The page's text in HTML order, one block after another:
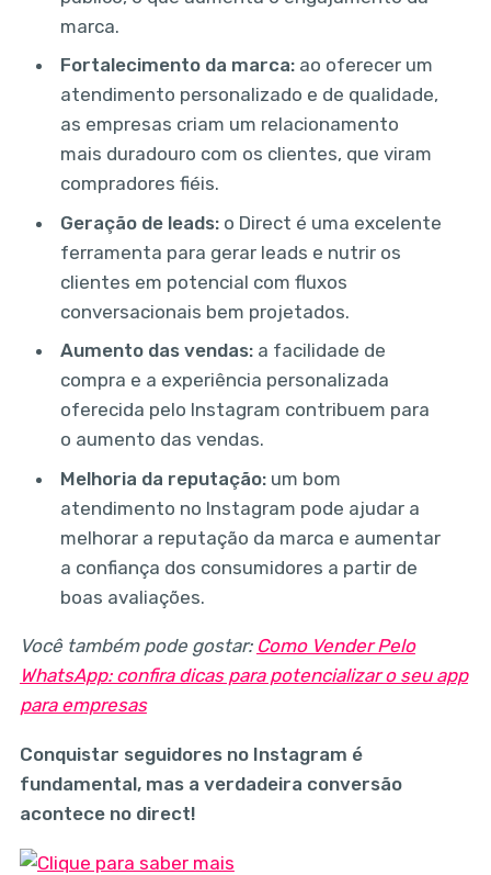
marca.
Fortalecimento da marca: ao oferecer um
atendimento personalizado e de qualidade,
as empresas criam um relacionamento
mais duradouro com os clientes, que viram
compradores fiéis.
Geração de leads: o Direct é uma excelente
ferramenta para gerar leads e nutrir os
clientes em potencial com fluxos
conversacionais bem projetados.
Aumento das vendas: a facilidade de
compra e a experiência personalizada
oferecida pelo Instagram contribuem para
o aumento das vendas.
Melhoria da reputação: um bom
atendimento no Instagram pode ajudar a
melhorar a reputação da marca e aumentar
a confiança dos consumidores a partir de
boas avaliações.
Você também pode gostar: Como Vender Pelo
WhatsApp: confira dicas para potencializar o seu app
para empresas
Conquistar seguidores no Instagram é
fundamental, mas a verdadeira conversão
acontece no direct!